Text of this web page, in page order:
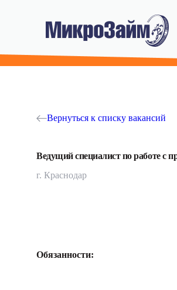
Вернуться к списку вакансий
Ведущий специалист по работе с
г. Краснодар
Обязанности: